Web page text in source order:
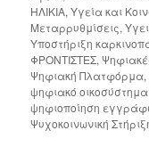
ΗΛΙΚΙΑ,Υγεία και
Μεταρρυθμίσεις,
Υποστήριξη
ΦΡΟΝΤΙΣΤΕΣ,
Ψηφιακή Πλατφόρμα,
ψηφιακό
ψηφιοποίηση
Ψυχοκοινωνική